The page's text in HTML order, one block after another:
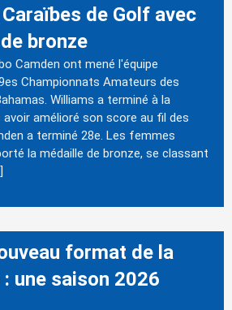
de Golf avec
bronze
Camden ont mené l'équipe
Championnats Amateurs des
Williams a terminé à la
avoir amélioré son score au fil des
a terminé 28e. Les femmes
la médaille de bronze, se classant
format de la
une saison 2026